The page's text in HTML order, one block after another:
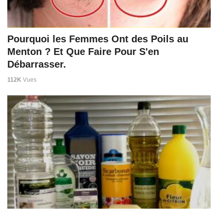
Pourquoi les Femmes Ont des Poils au
Menton ? Et Que Faire Pour S'en
Débarrasser.
112K Vues